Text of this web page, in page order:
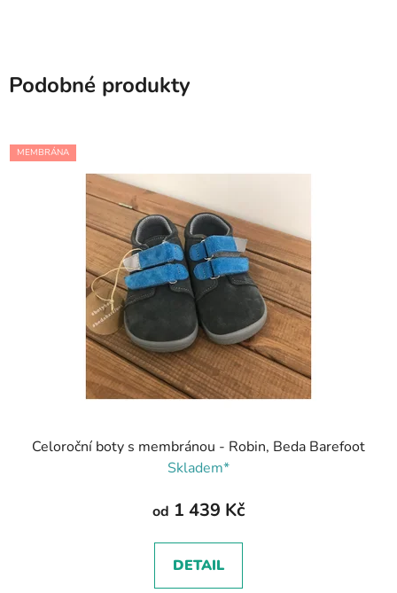
Podobné produkty
MEMBRÁNA
Celoroční boty s membránou - Robin, Beda Barefoot
Skladem*
od 1 439 Kč
DETAIL